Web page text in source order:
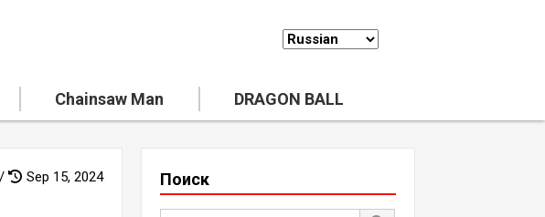
Chainsaw Man DRAGON BALL
Sep 15, 2024 Поиск